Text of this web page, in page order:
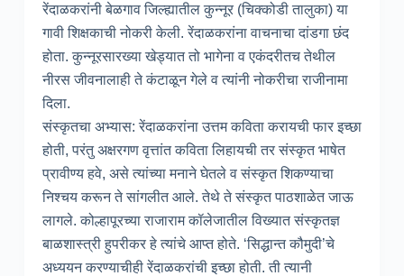
रेंदाळकरांनी बेळगाव जिल्ह्यातील कुन्नूर (चिक्कोडी तालुका) या
गावी शिक्षकाची नोकरी केली. रेंदाळकरांना वाचनाचा दांडगा छंद
होता. कुन्नूरसारख्या खेड्यात तो भागेना व एकंदरीतच तेथील
नीरस जीवनालाही ते कंटाळून गेले व त्यांनी नोकरीचा राजीनामा
दिला.
संस्कृतचा अभ्यास: रेंदाळकरांना उत्तम कविता करायची फार इच्छा
होती, परंतु अक्षरगण वृत्तांत कविता लिहायची तर संस्कृत भाषेत
प्रावीण्य हवे, असे त्यांच्या मनाने घेतले व संस्कृत शिकण्याचा
निश्चय करून ते सांगलीत आले. तेथे ते संस्कृत पाठशाळेत जाऊ
लागले. कोल्हापूरच्या राजाराम कॉलेजातील विख्यात संस्कृतज्ञ
बाळशास्त्री हुपरीकर हे त्यांचे आप्त होते. ‘सिद्धान्त कौमुदी’चे
अध्ययन करण्याचीही रेंदाळकरांची इच्छा होती. ती त्यानी